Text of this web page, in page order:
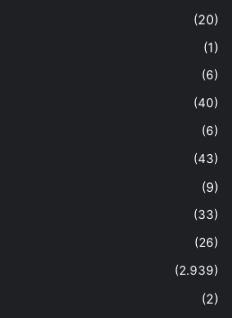
(20)
(1)
(6)
(40)
(6)
(43)
(9)
(33)
(26)
(2.939)
(2)